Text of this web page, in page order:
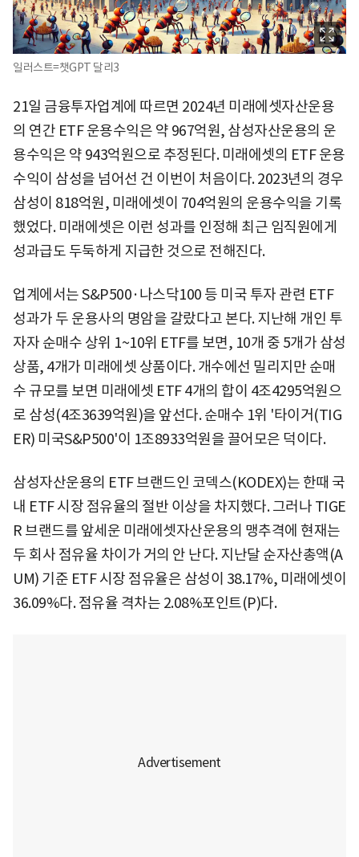
일러스트=챗GPT 달리3
21일 금융투자업계에 따르면 2024년 미래에셋자산운용
의 연간 ETF 운용수익은 약 967억원, 삼성자산운용의 운
용수익은 약 943억원으로 추정된다. 미래에셋의 ETF 운용
수익이 삼성을 넘어선 건 이번이 처음이다. 2023년의 경우
삼성이 818억원, 미래에셋이 704억원의 운용수익을 기록
했었다. 미래에셋은 이런 성과를 인정해 최근 임직원에게
성과급도 두둑하게 지급한 것으로 전해진다.
업계에서는 S&P500·나스닥100 등 미국 투자 관련 ETF
성과가 두 운용사의 명암을 갈랐다고 본다. 지난해 개인 투
자자 순매수 상위 1~10위 ETF를 보면, 10개 중 5개가 삼성
상품, 4개가 미래에셋 상품이다. 개수에선 밀리지만 순매
수 규모를 보면 미래에셋 ETF 4개의 합이 4조4295억원으
로 삼성(4조3639억원)을 앞선다. 순매수 1위 '타이거(TIG
ER) 미국S&P500'이 1조8933억원을 끌어모은 덕이다.
삼성자산운용의 ETF 브랜드인 코덱스(KODEX)는 한때 국
내 ETF 시장 점유율의 절반 이상을 차지했다. 그러나 TIGE
R 브랜드를 앞세운 미래에셋자산운용의 맹추격에 현재는
두 회사 점유율 차이가 거의 안 난다. 지난달 순자산총액(A
UM) 기준 ETF 시장 점유율은 삼성이 38.17%, 미래에셋이
36.09%다. 점유율 격차는 2.08%포인트(P)다.